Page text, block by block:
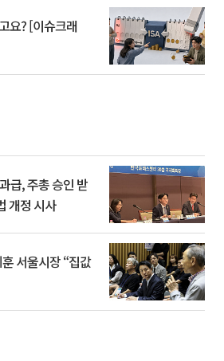
요? [이슈크래
급, 주총 승인 받
개정 시사
서울시장 “집값